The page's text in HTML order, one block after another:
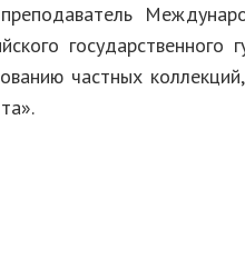
государственного
частных